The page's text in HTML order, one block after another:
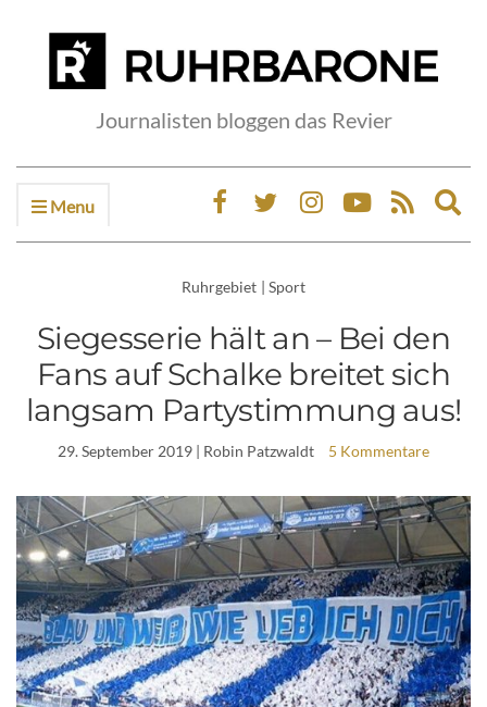
Journalisten bloggen das Revier
Menu
Ruhrgebiet | Sport
Siegesserie hält an – Bei den
Fans auf Schalke breitet sich
langsam Partystimmung aus!
29. September 2019 | Robin Patzwaldt 5 Kommentare